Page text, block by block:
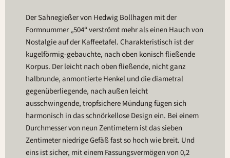
Der Sahnegießer von Hedwig Bollhagen mit der
Formnummer „504“ verströmt mehr als einen Hauch von
Nostalgie auf der Kaffeetafel. Charakteristisch ist der
kugelförmig-gebauchte, nach oben konisch fließende
Korpus. Der leicht nach oben fließende, nicht ganz
halbrunde, anmontierte Henkel und die diametral
gegenüberliegende, nach außen leicht
ausschwingende, tropfsichere Mündung fügen sich
harmonisch in das schnörkellose Design ein. Bei einem
Durchmesser von neun Zentimetern ist das sieben
Zentimeter niedrige Gefäß fast so hoch wie breit. Und
eins ist sicher, mit einem Fassungsvermögen von 0,2